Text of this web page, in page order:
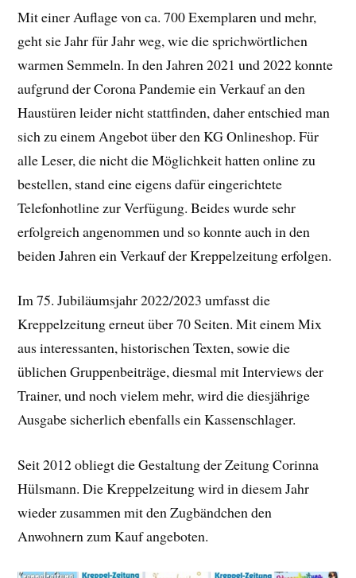
Mit einer Auflage von ca. 700 Exemplaren und mehr,
geht sie Jahr für Jahr weg, wie die sprichwörtlichen
warmen Semmeln. In den Jahren 2021 und 2022 konnte
aufgrund der Corona Pandemie ein Verkauf an den
Haustüren leider nicht stattfinden, daher entschied man
sich zu einem Angebot über den KG Onlineshop. Für
alle Leser, die nicht die Möglichkeit hatten online zu
bestellen, stand eine eigens dafür eingerichtete
Telefonhotline zur Verfügung. Beides wurde sehr
erfolgreich angenommen und so konnte auch in den
beiden Jahren ein Verkauf der Kreppelzeitung erfolgen.
Im 75. Jubiläumsjahr 2022/2023 umfasst die
Kreppelzeitung erneut über 70 Seiten. Mit einem Mix
aus interessanten, historischen Texten, sowie die
üblichen Gruppenbeiträge, diesmal mit Interviews der
Trainer, und noch vielem mehr, wird die diesjährige
Ausgabe sicherlich ebenfalls ein Kassenschlager.
Seit 2012 obliegt die Gestaltung der Zeitung Corinna
Hülsmann. Die Kreppelzeitung wird in diesem Jahr
wieder zusammen mit den Zugbändchen den
Anwohnern zum Kauf angeboten.